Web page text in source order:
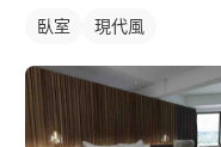
臥室 現代風